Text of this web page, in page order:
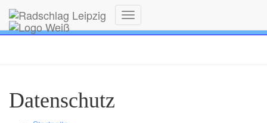
Betriebsferien: 11.-19.07.2026 geschlossen
Navigation
umschalten
Datenschutz